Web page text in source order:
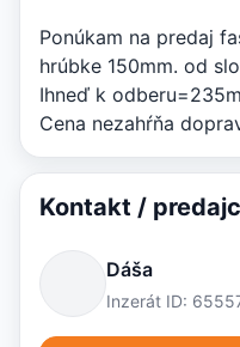
Ponúkam na predaj
hrúbke 150mm. od
Ihneď k
Cena nezahŕňa
Kontakt /
Dáša
Inzerát ID: